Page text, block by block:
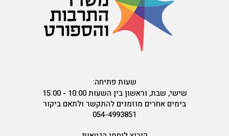
שעות פתיחה:
שישי, שבת, וראשון בין השעות 10:00 - 15:00
בימים אחרים מוזמנים להתקשר ולתאם ביקור
054-4993851